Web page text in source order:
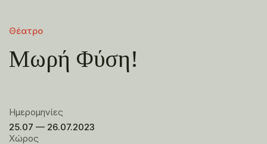
Θέατρο
Μωρή Φύση!
Ημερομηνίες
25.07 — 26.07.2023
Χώρος